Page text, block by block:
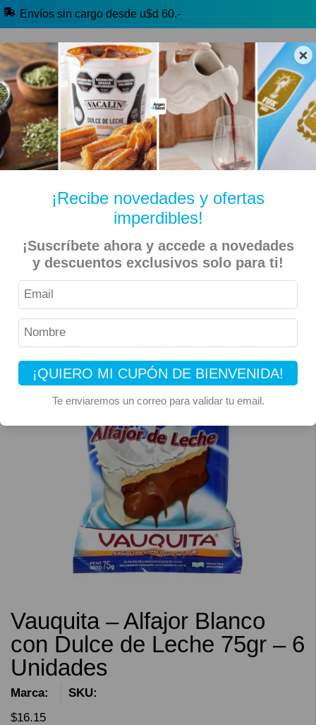
×
¡Recibe novedades y ofertas
imperdibles!
¡Suscríbete ahora y accede a novedades
y descuentos exclusivos solo para ti!
¡QUIERO MI CUPÓN DE BIENVENIDA!
Te enviaremos un correo para validar tu email.
Envíos sin cargo desde u$d 60.-
🔥 Alfajores y Golosinas
🧉 Clásicos argentinos 🏷️ Todas las categorías
Inicio Kiosko Dulce y Salado Alfajores y Conitos
Vauquita – Alfajor Blanco con Dulce de Leche 75gr – 6
Unidades
Vauquita – Alfajor Blanco
con Dulce de Leche 75gr – 6
Unidades
Marca:
SKU:
$16.15